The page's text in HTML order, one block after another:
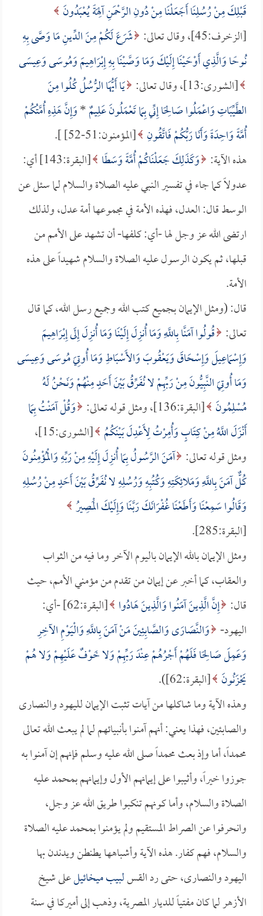
قَبْلِكَ مِنْ رُسُلِنَا أَجَعَلْنَا مِنْ دُونِ الرَّحْمَنِ آلِهَةً يُعْبَدُونَ
[الزخرف:45]، وقال تعالى:
شَرَعَ لَكُمْ مِنَ الدِّينِ مَا وَصَّى بِهِ
نُوحًا وَالَّذِي أَوْحَيْنَا إِلَيْكَ وَمَا وَصَّيْنَا بِهِ إِبْرَاهِيمَ وَمُوسَى وَعِيسَى
[الشورى:13]، وقال تعالى:
يَا أَيُّهَا الرُّسُلُ كُلُوا مِنَ
الطَّيِّبَاتِ وَاعْمَلُوا صَالِحًا إِنِّي بِمَا تَعْمَلُونَ عَلِيمٌ*وَإِنَّ هَذِهِ أُمَّتُكُمْ
أُمَّةً وَاحِدَةً وَأَنَا رَبُّكُمْ فَاتَّقُونِ [المؤمنون:51-52] ].
هذه الآية: وَكَذَلِكَ جَعَلْنَاكُمْ أُمَّةً وَسَطًا
[البقرة:143] أي:
عدولاً كما جاء في تفسير النبي عليه الصلاة والسلام لما سئل عن
الوسط قال: العدل، فهذه الأمة في مجموعها أمة عدل، ولذلك
ارتضى الله عز وجل لها -أي: كلفها- أن تشهد على الأمم من
قبلها، ثم يكون الرسول عليه الصلاة والسلام شهيداً على هذه
الأمة.
قال: (ومثل الإيمان بجميع كتب الله وجميع رسل الله، كما قال
تعالى: قُولُوا آمَنَّا بِاللَّهِ وَمَا أُنزِلَ إِلَيْنَا وَمَا أُنزِلَ إِلَى إِبْرَاهِيمَ
وَإِسْمَاعِيلَ وَإِسْحَاقَ وَيَعْقُوبَ وَالأَسْبَاطِ وَمَا أُوتِيَ مُوسَى وَعِيسَى
وَمَا أُوتِيَ النَّبِيُّونَ مِنْ رَبِّهِمْ لا نُفَرِّقُ بَيْنَ أَحَدٍ مِنْهُمْ وَنَحْنُ لَهُ
مُسْلِمُونَ [البقرة:136]، ومثل قوله تعالى:
وَقُلْ آمَنْتُ بِمَا
أَنْزَلَ اللَّهُ مِنْ كِتَابٍ وَأُمِرْتُ لِأَعْدِلَ بَيْنَكُمُ
[الشورى:15]،
ومثل قوله تعالى: آمَنَ الرَّسُولُ بِمَا أُنزِلَ إِلَيْهِ مِنْ رَبِّهِ وَالْمُؤْمِنُونَ
كُلٌّ آمَنَ بِاللَّهِ وَمَلائِكَتِهِ وَكُتُبِهِ وَرُسُلِهِ لا نُفَرِّقُ بَيْنَ أَحَدٍ مِنْ رُسُلِهِ
وَقَالُوا سَمِعْنَا وَأَطَعْنَا غُفْرَانَكَ رَبَّنَا وَإِلَيْكَ الْمَصِيرُ
[البقرة:285].
ومثل الإيمان بالله الإيمان باليوم الآخر وما فيه من الثواب
والعقاب، كما أخبر عن إيمان من تقدم من مؤمني الأمم، حيث
قال: إِنَّ الَّذِينَ آمَنُوا وَالَّذِينَ هَادُوا
[البقرة:62] -أي:
اليهود- وَالنَّصَارَى وَالصَّابِئِينَ مَنْ آمَنَ بِاللَّهِ وَالْيَوْمِ الآخِرِ
وَعَمِلَ صَالِحًا فَلَهُمْ أَجْرُهُمْ عِنْدَ رَبِّهِمْ وَلا خَوْفٌ عَلَيْهِمْ وَلا هُمْ
يَحْزَنُونَ [البقرة:62]).
وهذه الآية وما شاكلها من آيات تثبت الإيمان لليهود والنصارى
والصابئين، فهذا يعني: أنهم آمنوا بأنبيائهم لما لم يبعث الله تعالى
محمداً، أما وإذ بعث محمداً صلى الله عليه وسلم فإنهم إن آمنوا به
جوزوا خيراً، وأثيبوا على إيمانهم الأول وإيمانهم بمحمد عليه
الصلاة والسلام، وأما كونهم تنكبوا طريق الله عز وجل،
وانحرفوا عن الصراط المستقيم ولم يؤمنوا بمحمد عليه الصلاة
والسلام، فهم كفار. هذه الآية وأشباهها يطنطن ويدندن بها
اليهود والنصارى، حتى رد القسلبيب ميخائيلعلى شيخ
الأزهر لما كان مفتياً للديار المصرية، وذهب إلى أميركا في سنة